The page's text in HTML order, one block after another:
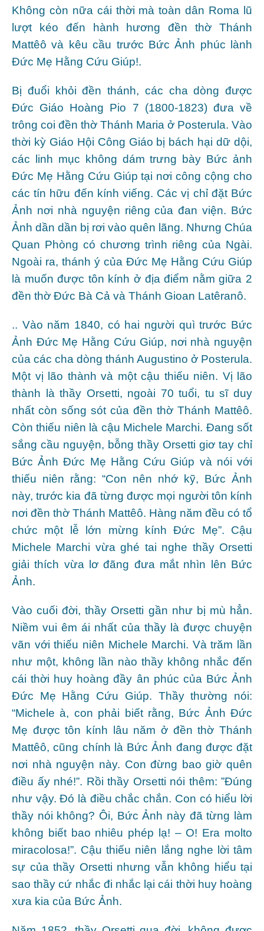
Không còn nữa cái thời mà toàn dân Roma lũ
lượt kéo đến hành hương đền thờ Thánh
Mattêô và kêu cầu trước Bức Ảnh phúc lành
Đức Mẹ Hằng Cứu Giúp!.
Bị đuổi khỏi đền thánh, các cha dòng được
Đức Giáo Hoàng Pio 7 (1800-1823) đưa về
trông coi đền thờ Thánh Maria ở Posterula. Vào
thời kỳ Giáo Hội Công Giáo bị bách hại dữ dội,
các linh mục không dám trưng bày Bức ảnh
Đức Mẹ Hằng Cứu Giúp tại nơi công cộng cho
các tín hữu đến kính viếng. Các vị chỉ đặt Bức
Ảnh nơi nhà nguyện riêng của đan viện. Bức
Ảnh dần dần bị rơi vào quên lãng. Nhưng Chúa
Quan Phòng có chương trình riêng của Ngài.
Ngoài ra, thánh ý của Đức Mẹ Hằng Cứu Giúp
là muốn được tôn kính ở địa điểm nằm giữa 2
đền thờ Đức Bà Cả và Thánh Gioan Latêranô.
.. Vào năm 1840, có hai người quì trước Bức
Ảnh Đức Mẹ Hằng Cứu Giúp, nơi nhà nguyện
của các cha dòng thánh Augustino ở Posterula.
Một vị lão thành và một cậu thiếu niên. Vị lão
thành là thầy Orsetti, ngoài 70 tuổi, tu sĩ duy
nhất còn sống sót của đền thờ Thánh Mattêô.
Còn thiếu niên là cậu Michele Marchi. Đang sốt
sắng cầu nguyện, bỗng thầy Orsetti giơ tay chỉ
Bức Ảnh Đức Mẹ Hằng Cứu Giúp và nói với
thiếu niên rằng: “Con nên nhớ kỹ, Bức Ảnh
này, trước kia đã từng được mọi người tôn kính
nơi đền thờ Thánh Mattêô. Hàng năm đều có tổ
chức một lễ lớn mừng kính Đức Mẹ”. Cậu
Michele Marchi vừa ghé tai nghe thầy Orsetti
giải thích vừa lơ đãng đưa mắt nhìn lên Bức
Ảnh.
Vào cuối đời, thầy Orsetti gần như bị mù hẳn.
Niềm vui êm ái nhất của thầy là được chuyện
vãn với thiếu niên Michele Marchi. Và trăm lần
như một, không lần nào thầy không nhắc đến
cái thời huy hoàng đầy ân phúc của Bức Ảnh
Đức Mẹ Hằng Cứu Giúp. Thầy thường nói:
“Michele à, con phải biết rằng, Bức Ảnh Đức
Mẹ được tôn kính lâu năm ở đền thờ Thánh
Mattêô, cũng chính là Bức Ảnh đang được đặt
nơi nhà nguyện này. Con đừng bao giờ quên
điều ấy nhé!”. Rồi thầy Orsetti nói thêm: ”Đúng
như vậy. Đó là điều chắc chắn. Con có hiểu lời
thầy nói không? Ôi, Bức Ảnh này đã từng làm
không biết bao nhiêu phép lạ! – O! Era molto
miracolosa!”. Cậu thiếu niên lắng nghe lời tâm
sự của thầy Orsetti nhưng vẫn không hiểu tại
sao thầy cứ nhắc đi nhắc lại cái thời huy hoàng
xưa kia của Bức Ảnh.